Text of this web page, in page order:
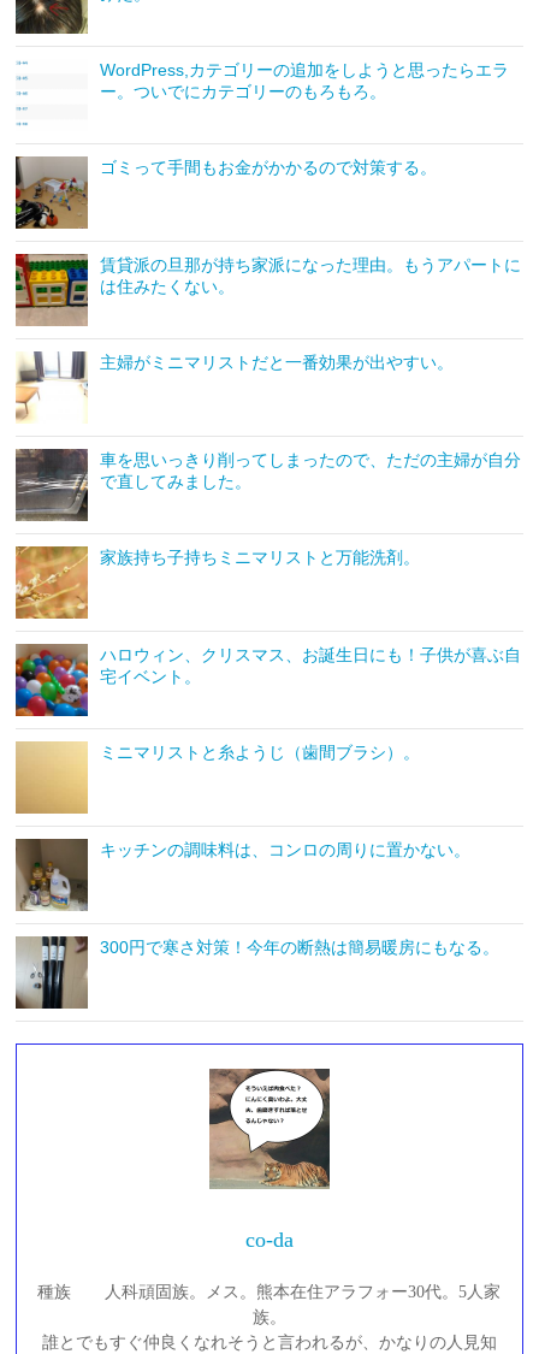
WordPress,カテゴリーの追加をしようと思ったらエラ
ー。ついでにカテゴリーのもろもろ。
ゴミって手間もお金がかかるので対策する。
賃貸派の旦那が持ち家派になった理由。もうアパートに
は住みたくない。
主婦がミニマリストだと一番効果が出やすい。
車を思いっきり削ってしまったので、ただの主婦が自分
で直してみました。
家族持ち子持ちミニマリストと万能洗剤。
ハロウィン、クリスマス、お誕生日にも！子供が喜ぶ自
宅イベント。
ミニマリストと糸ようじ（歯間ブラシ）。
キッチンの調味料は、コンロの周りに置かない。
300円で寒さ対策！今年の断熱は簡易暖房にもなる。
co-da
種族 人科頑固族。メス。熊本在住アラフォー30代。5人家
族。
誰とでもすぐ仲良くなれそうと言われるが、かなりの人見知